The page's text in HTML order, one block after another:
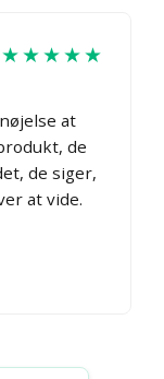
★★★★★
at
de
de siger,
at vide.